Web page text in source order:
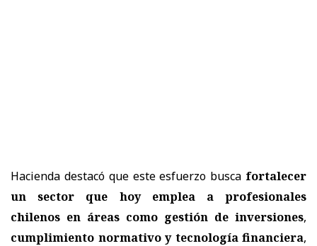
Hacienda destacó que este esfuerzo busca fortalecer
un sector que hoy emplea a profesionales
chilenos en áreas como gestión de inversiones,
cumplimiento normativo y tecnología financiera,